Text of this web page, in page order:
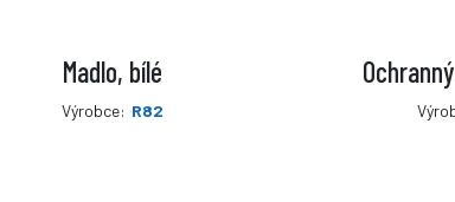
Madlo, bílé
Výrobce: R82